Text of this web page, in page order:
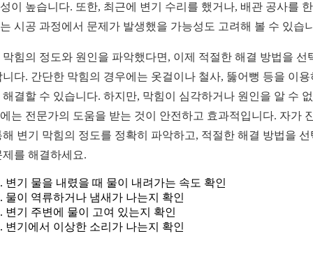
이 높습니다. 또한, 최근에 변기 수리를 했거나, 배관 공사를
시공 과정에서 문제가 발생했을 가능성도 고려해 볼 수 있습
막힘의 정도와 원인을 파악했다면, 이제 적절한 해결 방법을 선
니다. 간단한 막힘의 경우에는 옷걸이나 철사, 뚫어뻥 등을 이용
해결할 수 있습니다. 하지만, 막힘이 심각하거나 원인을 알 수
는 전문가의 도움을 받는 것이 안전하고 효과적입니다. 자가
해 변기 막힘의 정도를 정확히 파악하고, 적절한 해결 방법을 선
제를 해결하세요.
변기 물을 내렸을 때 물이 내려가는 속도 확인
물이 역류하거나 냄새가 나는지 확인
변기 주변에 물이 고여 있는지 확인
변기에서 이상한 소리가 나는지 확인